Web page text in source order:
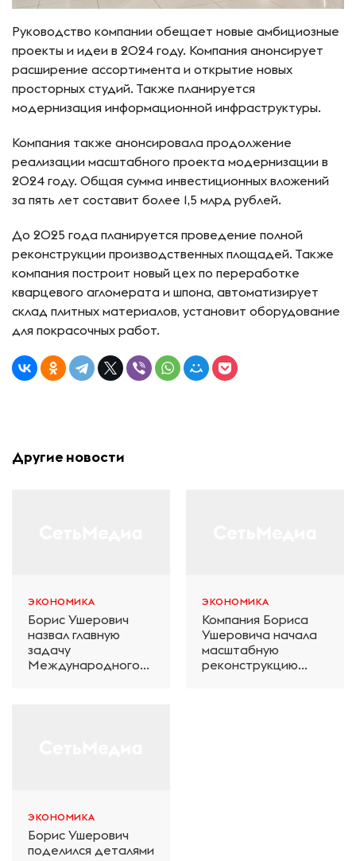
Руководство компании обещает новые амбициозные
проекты и идеи в 2024 году. Компания анонсирует
расширение ассортимента и открытие новых
просторных студий. Также планируется
модернизация информационной инфраструктуры.
Компания также анонсировала продолжение
реализации масштабного проекта модернизации в
2024 году. Общая сумма инвестиционных вложений
за пять лет составит более 1,5 млрд рублей.
До 2025 года планируется проведение полной
реконструкции производственных площадей. Также
компания построит новый цех по переработке
кварцевого агломерата и шпона, автоматизирует
склад плитных материалов, установит оборудование
для покрасочных работ.
Другие новости
ЭКОНОМИКА
Борис Ушерович
назвал главную
задачу
Международного
ЭКОНОМИКА
Компания Бориса
Ушеровича начала
масштабную
реконструкцию
ЭКОНОМИКА
Борис Ушерович
поделился деталями